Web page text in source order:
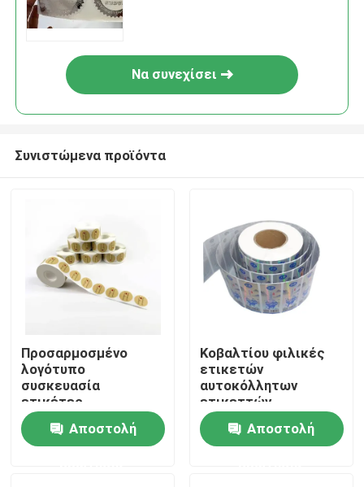
Σπίτι
Προϊόντα
Να συνεχίσει
Συνιστώμενα προϊόντα
Προσαρμοσμένο
λογότυπο
συσκευασία
ετικέτες
αυτοκόλλητα Ματ
επιφάνεια
Τελειωμένο
Αποστολή
Κοβαλτίου φιλικές
ετικετών
αυτοκόλλητων
ετικεττών
αυτοκόλλητες
ετικέττες
συσκευασίας
Αποστολή